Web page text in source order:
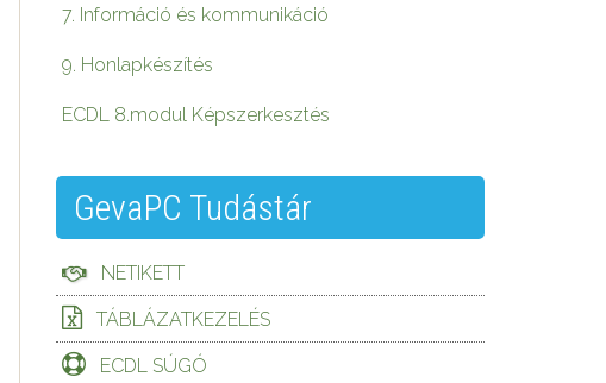
7. Információ és kommunikáció
9. Honlapkészítés
ECDL 8.modul Képszerkesztés
GevaPC Tudástár
NETIKETT
TÁBLÁZATKEZELÉS
ECDL SÚGÓ